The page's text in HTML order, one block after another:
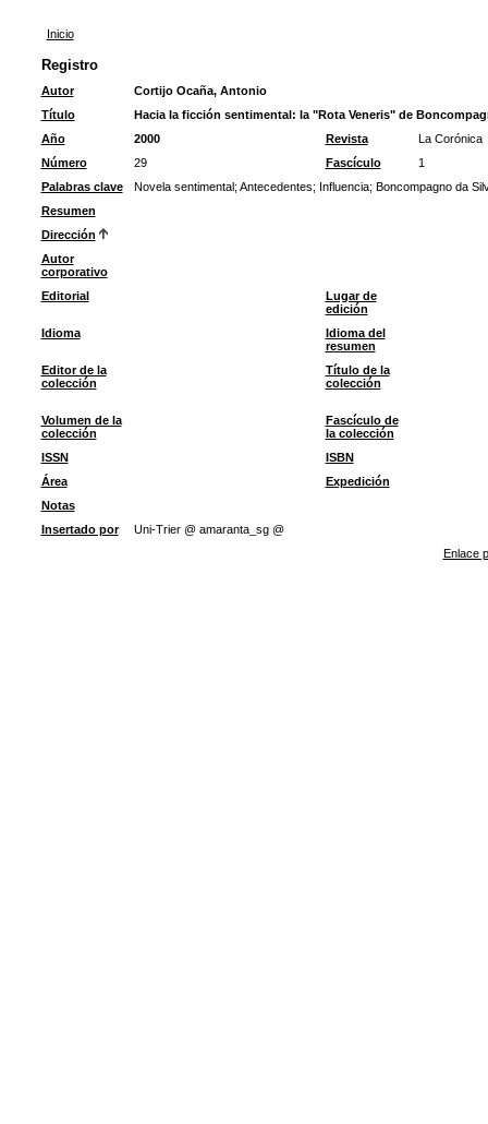
Inicio
Registro
Autor
Cortijo Ocaña, Antonio
Título
Hacia la ficción sentimental: la "Rota Veneris" de
Año
2000 Revista
La Corónica
Número
29 Fascículo
1
Palabras clave
Novela sentimental; Antecedentes; Influencia; Boncompagno da
Resumen
Dirección
Autor
corporativo
Editorial
Lugar de
edición
Idioma
Idioma del
resumen
Editor de la
colección
Título de la
colección
Volumen de la
colección
Fascículo de
la colección
ISSN
ISBN
Área
Expedición
Notas
Insertado por
Uni-Trier @ amaranta_sg @
Enlace